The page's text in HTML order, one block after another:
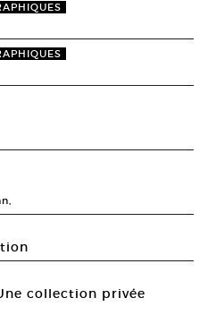
collection privée